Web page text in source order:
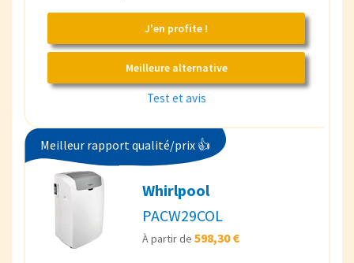
J'en profite !
Meilleure alternative
Test et avis
Meilleur rapport qualité/prix 👍
Whirlpool
PACW29COL
À partir de 598,30 €